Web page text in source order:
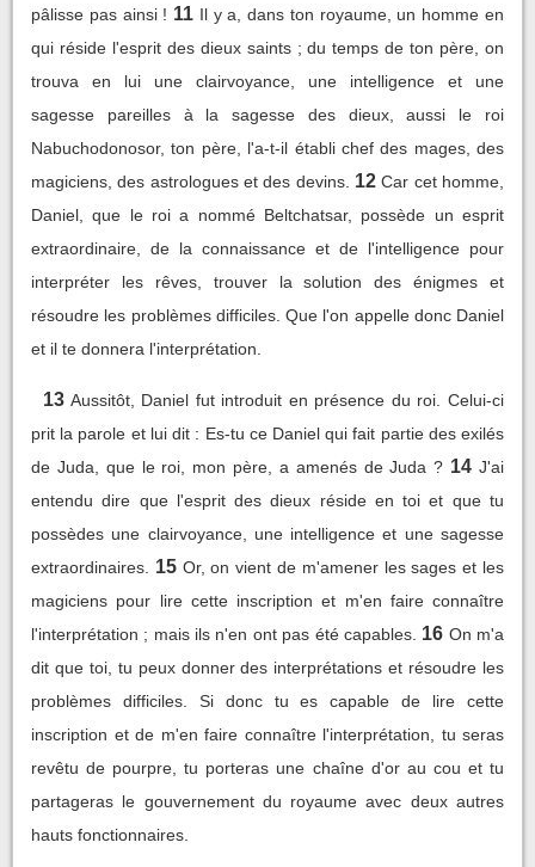
pâlisse pas ainsi ! 11 Il y a, dans ton royaume, un homme en
qui réside l'esprit des dieux saints ; du temps de ton père, on
trouva en lui une clairvoyance, une intelligence et une
sagesse pareilles à la sagesse des dieux, aussi le roi
Nabuchodonosor, ton père, l'a-t-il établi chef des mages, des
magiciens, des astrologues et des devins. 12 Car cet homme,
Daniel, que le roi a nommé Beltchatsar, possède un esprit
extraordinaire, de la connaissance et de l'intelligence pour
interpréter les rêves, trouver la solution des énigmes et
résoudre les problèmes difficiles. Que l'on appelle donc Daniel
et il te donnera l'interprétation.
13 Aussitôt, Daniel fut introduit en présence du roi. Celui-ci
prit la parole et lui dit : Es-tu ce Daniel qui fait partie des exilés
de Juda, que le roi, mon père, a amenés de Juda ? 14 J'ai
entendu dire que l'esprit des dieux réside en toi et que tu
possèdes une clairvoyance, une intelligence et une sagesse
extraordinaires.
15 Or, on vient de m'amener les sages et les
magiciens pour lire cette inscription et m'en faire connaître
l'interprétation ; mais ils n'en ont pas été capables. 16 On m'a
dit que toi, tu peux donner des interprétations et résoudre les
problèmes difficiles. Si donc tu es capable de lire cette
inscription et de m'en faire connaître l'interprétation, tu seras
revêtu de pourpre, tu porteras une chaîne d'or au cou et tu
partageras le gouvernement du royaume avec deux autres
hauts fonctionnaires.